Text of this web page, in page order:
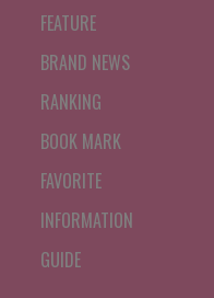
FEATURE
BRAND NEWS
RANKING
BOOK MARK
FAVORITE
INFORMATION
GUIDE